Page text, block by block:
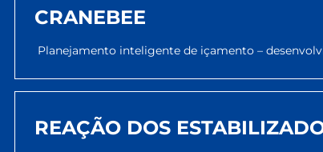
CRANEBEE
Planejamento inteligente de içamento –
REAÇÃO DOS